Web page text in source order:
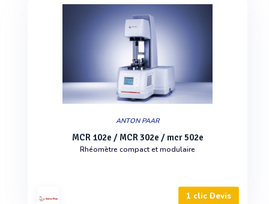
ANTON PAAR
MCR 102e / MCR 302e / mcr 502e
Rhéomètre compact et modulaire
1 clic Devis